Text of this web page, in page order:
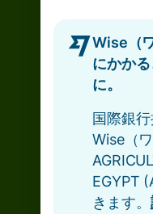
Wise（
にかか
に。
国際銀行
Wise（
EGYPT
きます。